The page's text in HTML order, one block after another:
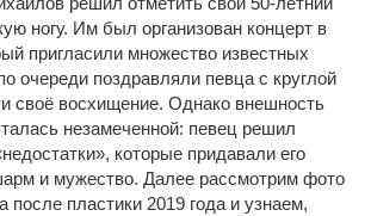
ногу. Им был организован концерт в
пригласили множество известных
очереди поздравляли певца с круглой
своё восхищение. Однако внешность
незамеченной: певец решил
которые придавали его
и мужество. Далее рассмотрим фото
пластики 2019 года и узнаем,